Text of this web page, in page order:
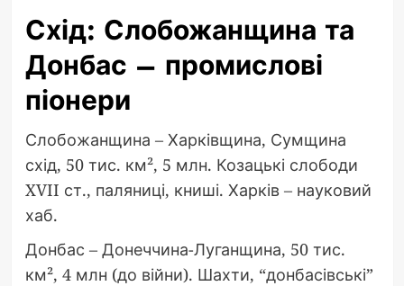
Схід: Слобожанщина та
Донбас – промислові
піонери
Слобожанщина – Харківщина, Сумщина
схід, 50 тис. км², 5 млн. Козацькі слободи
XVII ст., паляниці, книші. Харків – науковий
хаб.
Донбас – Донеччина-Луганщина, 50 тис.
км², 4 млн (до війни). Шахти, “донбасівські”